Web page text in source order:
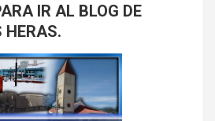
IR AL BLOG DE
HERAS.